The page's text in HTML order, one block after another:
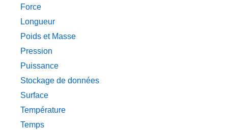
Force
Longueur
Poids et Masse
Pression
Puissance
Stockage de données
Surface
Température
Temps